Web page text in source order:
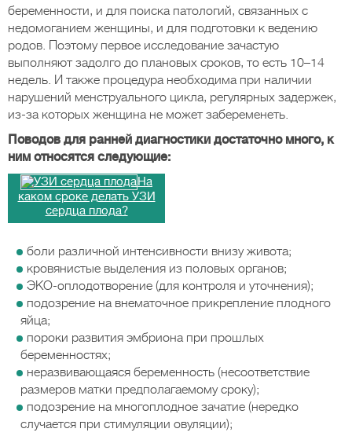
беременности, и для поиска патологий, связанных с
недомоганием женщины, и для подготовки к ведению
родов. Поэтому первое исследование зачастую
выполняют задолго до плановых сроков, то есть 10–14
недель. И также процедура необходима при наличии
нарушений менструального цикла, регулярных задержек,
из-за которых женщина не может забеременеть.
Поводов для ранней диагностики достаточно много, к
ним относятся следующие:
На
каком сроке делать УЗИ
сердца плода?
боли различной интенсивности внизу живота;
кровянистые выделения из половых органов;
ЭКО-оплодотворение (для контроля и уточнения);
подозрение на внематочное прикрепление плодного
яйца;
пороки развития эмбриона при прошлых
беременностях;
неразвивающаяся беременность (несоответствие
размеров матки предполагаемому сроку);
подозрение на многоплодное зачатие (нередко
случается при стимуляции овуляции);